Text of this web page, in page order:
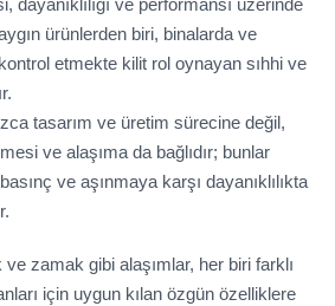
ürünlerden biri, binalarda ve
etmekte kilit rol oynayan sıhhi ve
tasarım ve üretim sürecine değil,
ve alaşıma da bağlıdır; bunlar
ve aşınmaya karşı dayanıklılıkta
zamak gibi alaşımlar, her biri farklı
için uygun kılan özgün özelliklere